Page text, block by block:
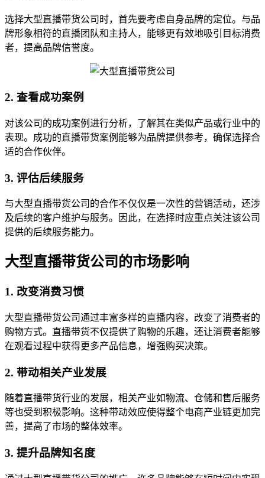
选择大型直播带货公司时，首先要考虑自身品牌的定位。与品
牌形象相符的直播团队和主持人，能够更有效地吸引目标消费
者，提高品牌信誉度。
2. 查看成功案例
对该公司的成功案例进行分析，了解其在类似产品或行业中的
表现。成功的直播带货案例能够为品牌提供参考，确保选择合
适的合作伙伴。
3. 评估后续服务
与大型直播带货公司的合作不仅仅是一次性的营销活动，还涉
及后续的客户维护与服务。因此，在选择时应重点关注该公司
提供的后续服务能力。
大型直播带货公司的市场影响
1. 改变消费习惯
大型直播带货公司通过丰富多样的直播内容，改变了消费者的
购物方式。直播带货不仅提供了购物的乐趣，还让消费者能够
在观看过程中获得更多产品信息，增强购买决策。
2. 带动相关产业发展
随着直播带货行业的发展，相关产业如物流、仓储和售后服务
等也受到积极影响。这种带动效应使得整个电商产业链更加完
善，提高了市场的整体效率。
3. 提升品牌知名度